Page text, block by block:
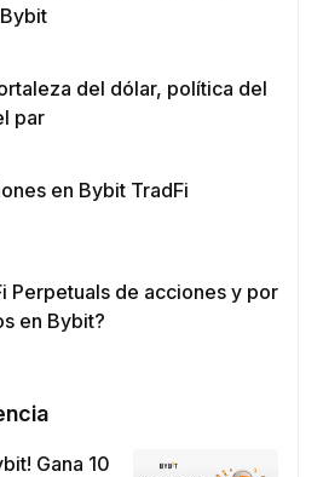
del dólar, política del
par
en Bybit TradFi
Perpetuals de acciones y por
en Bybit?
Gana 10